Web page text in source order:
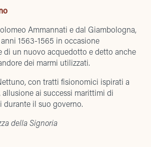
Ammannati e dal Giambologna,
1563-1565 in occasione
di un nuovo acquedotto e detto anche
dei marmi utilizzati.
con tratti fisionomici ispirati a
ai successi marittimi di
durante il suo governo.
della Signoria